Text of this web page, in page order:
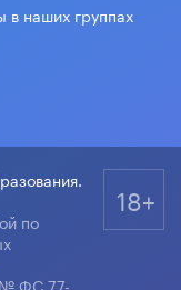
в наших группах
по
№ ФС 77-
18+